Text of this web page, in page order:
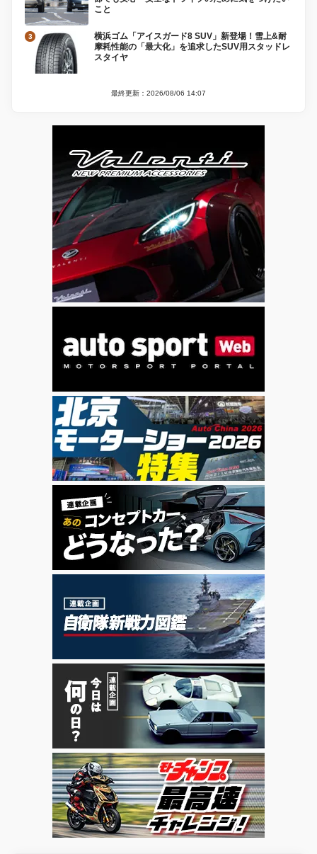
こと
横浜ゴム「アイスガード8 SUV」新登場！雪上&耐
摩耗性能の「最大化」を追求したSUV用スタッドレ
スタイヤ
最終更新：2026/08/06 14:07